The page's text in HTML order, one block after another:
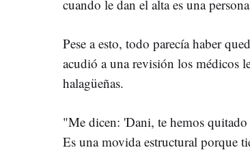
cuando le dan el alta es una
Pese a esto, todo parecía haber
acudió a una revisión los médicos
halagüeñas.
"Me dicen: 'Dani, te hemos
Es una movida estructural porque